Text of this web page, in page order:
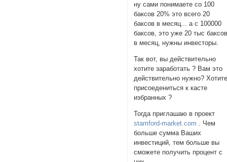
ну сами понимаете со 100
баксов 20% это всего 20
баксов в месяц... а с 100000
баксов, это уже 20 тыс
в месяц, нужны инвесторы.
Так вот, вы действительно
хотите заработать ? Вам это
действительно нужно?
присоедениться к касте
избранных ?
Тогда приглашаю в проект
stamford-market.com . Чем
больше сумма Ваших
инвестиций, тем больше вы
сможете получить процент с